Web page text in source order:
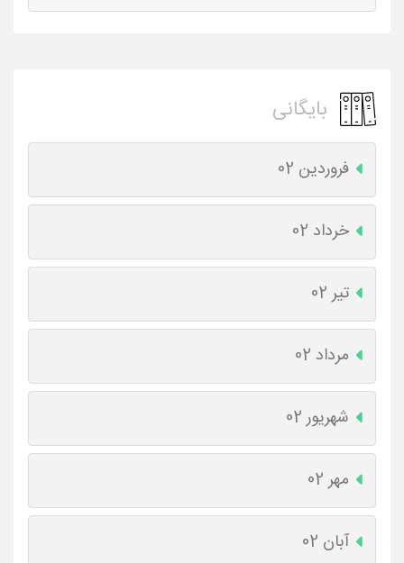
بایگانی
فروردین 02
خرداد 02
تیر 02
مرداد 02
شهریور 02
مهر 02
آبان 02